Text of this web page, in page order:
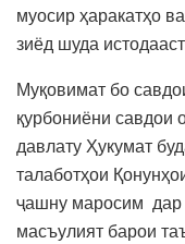
муосир ҳаракатҳо
зиёд шуда
Муқовимат бо
қурбониёни савдои
давлату Ҳукумат
талаботҳои
ҷашну маросим дар
масъулият барои